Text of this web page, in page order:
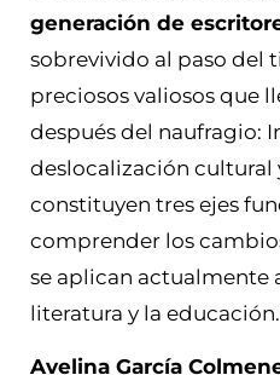
generación de
sobrevivido al paso del
preciosos valiosos que
después del naufragio:
deslocalización cultural
constituyen tres ejes
comprender los
se aplican actualmente
literatura y la educación.
Avelina García